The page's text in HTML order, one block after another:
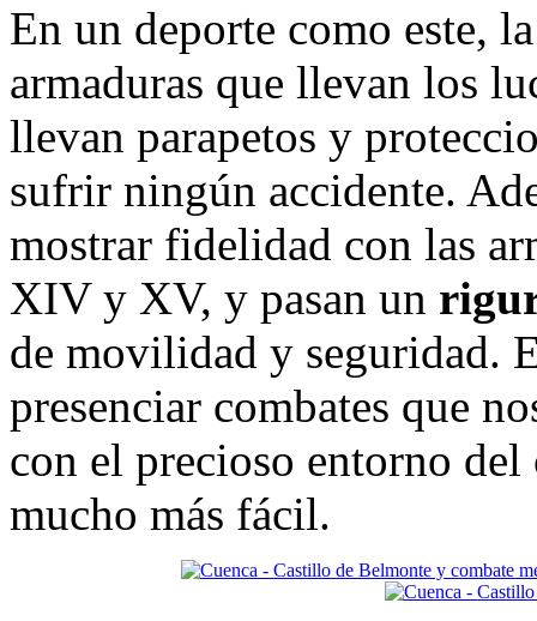
En un deporte como este,
armaduras que llevan los
llevan parapetos y
sufrir ningún accidente.
mostrar fidelidad con las
XIV y XV, y pasan un
de movilidad y seguridad.
presenciar combates que
con el precioso entorno
mucho más fácil.